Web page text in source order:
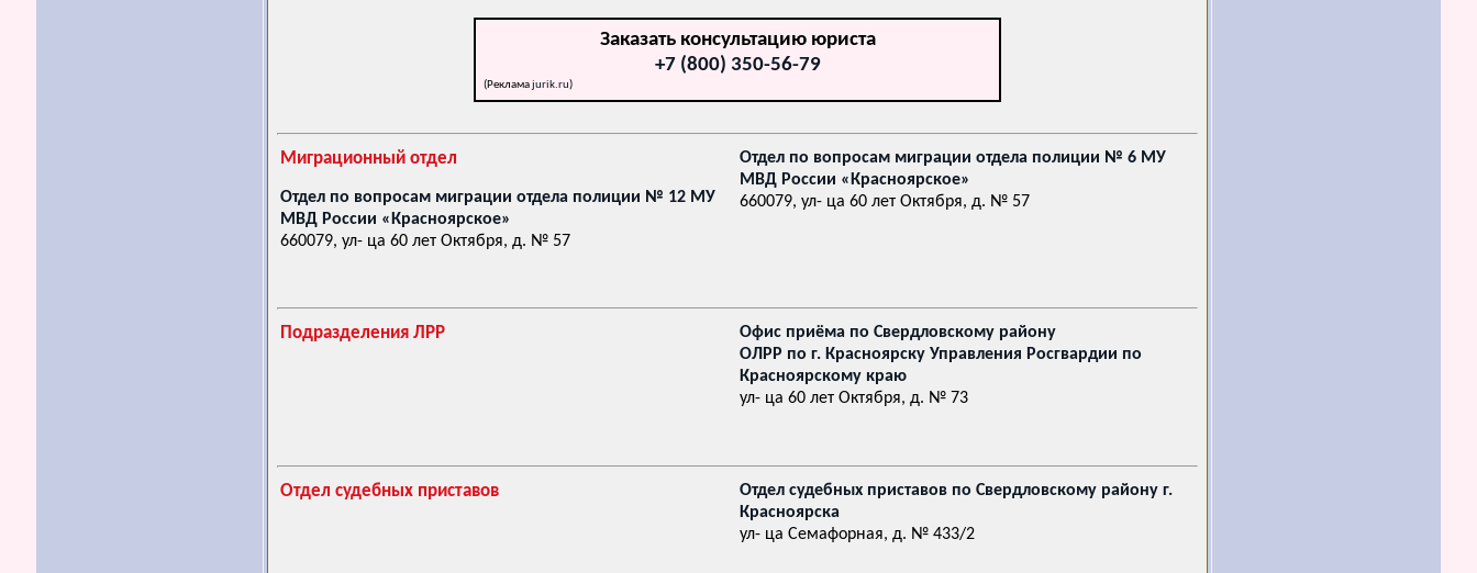
Заказать консультацию юриста
+7 (800) 350-56-79
(Рекламаjurik.ru)
Миграционный отдел
Отдел по вопросам миграции отдела полиции № 12 МУ
МВД России «Красноярское»
660079, ул- ца 60 лет Октября, д. № 57
Отдел по вопросам миграции отдела полиции № 6 МУ
МВД России «Красноярское»
660079, ул- ца 60 лет Октября, д. № 57
Подразделения ЛРР
Офис приёма по Свердловскому району
ОЛРР по г. Красноярску Управления Росгвардии по
Красноярскому краю
ул- ца 60 лет Октября, д. № 73
Отдел судебных приставов
Отдел судебных приставов по Свердловскому району г.
Красноярска
ул- ца Семафорная, д. № 433/2